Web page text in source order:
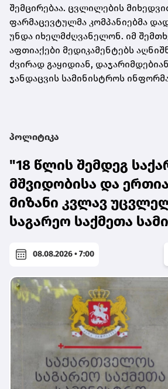
შემცირებაა. ცვლილების
ფარმაცევტულმა კომპანიებმა
უნდა იხელმძღვანელონ. იმ
აფთიაქები მედიკამენტებს
ძვირად გაყიდიან,
ჯანდაცვის სამინისტროს
პოლიტიკა
"18 წლის შემდეგ
მშვიდობისა და
მიზანი კვლავ
საგარეო საქმეთა
08.08.2026 • 7:00